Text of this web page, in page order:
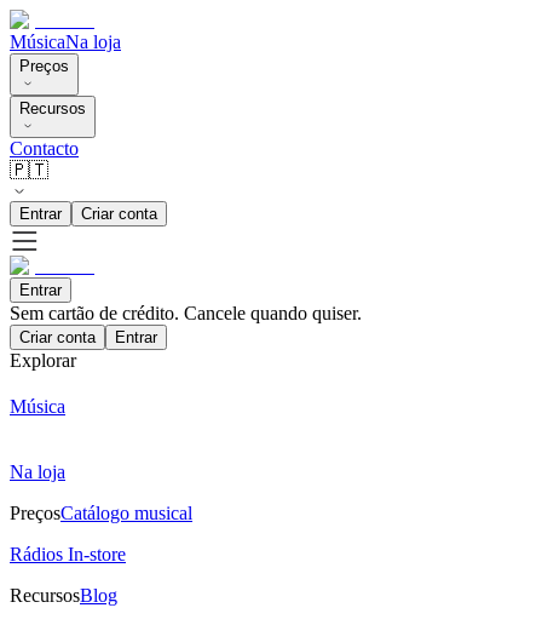
MúsicaNa loja
Preços
Recursos
Contacto
🇵🇹
Entrar Criar conta
Entrar
Sem cartão de crédito. Cancele quando quiser.
Criar conta Entrar
Explorar
Música
Na loja
PreçosCatálogo musical
Rádios In-store
RecursosBlog